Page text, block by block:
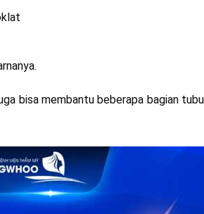
bisa membantu beberapa bagian